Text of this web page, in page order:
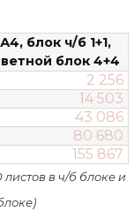
А4, блок ч/б 1+1,
блок 4+4
2 256
14 503
43 086
80 680
155 867
листов в ч/б блоке и